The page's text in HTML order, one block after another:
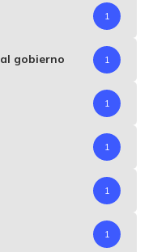
1
gobierno 1
1
1
1
1